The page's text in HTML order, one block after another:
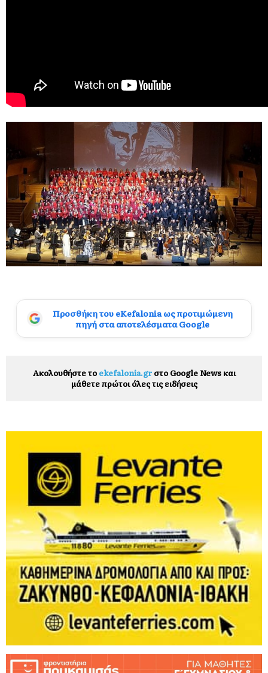
Προσθήκη του eKefalonia ως προτιμώμενη
πηγή στα αποτελέσματα Google
Ακολουθήστε το ekefalonia.grστο Google News και
μάθετε πρώτοι όλες τις ειδήσεις